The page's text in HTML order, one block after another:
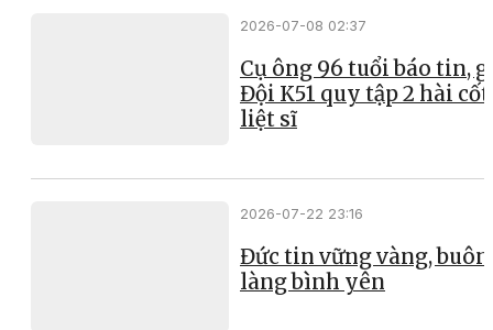
2026-07-08 02:37
Cụ ông 96 tuổi báo tin,
Đội K51 quy tập 2 hài cốt
liệt sĩ
2026-07-22 23:16
Đức tin vững vàng, buôn
làng bình yên